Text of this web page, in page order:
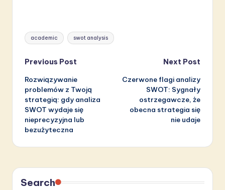
Tags:
academic swot analysis
Post
navigation
Previous Post
Rozwiązywanie
problemów z Twoją
strategią: gdy analiza
SWOT wydaje się
nieprecyzyjna lub
bezużyteczna
Next Post
Czerwone flagi analizy
SWOT: Sygnały
ostrzegawcze, że
obecna strategia się
nie udaje
Search